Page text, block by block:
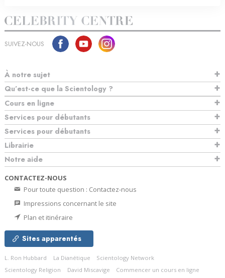
SUIVEZ-NOUS
À notre sujet
Qu’est-ce que la Scientology ?
Cours en ligne
Services pour débutants
Services pour débutants
Librairie
Notre aide
CONTACTEZ-NOUS
Pour toute question : Contactez-nous
Impressions concernant le site
Plan et itinéraire
Sites apparentés
L. Ron Hubbard La Dianétique
Scientology Network
Scientology Religion
David Miscavige
Commencer un cours en ligne